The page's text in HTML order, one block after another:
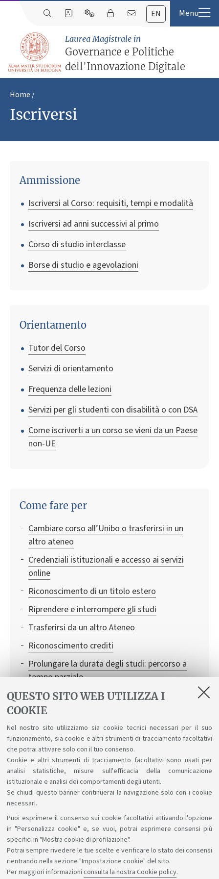
QUESTO SITO WEB UTILIZZA I
COOKIE
Nel nostro sito utilizziamo sia cookie tecnici necessari per il suo
funzionamento, sia cookie e altri strumenti di tracciamento facoltativi
che potrai attivare solo con il tuo consenso.
Cookie e altri strumenti di tracciamento facoltativi sono usati per
analisi statistiche, misure sull'efficacia della comunicazione
istituzionale e analisi dei comportamenti degli utenti.
Se chiudi questo banner continuerai la navigazione solo con i cookie
necessari.
Puoi esprimere il consenso sui cookie facoltativi attivando l'opzione
in "Personalizza cookie" e, se vuoi, potrai esprimere consensi più
specifici in "Mostra cookie di profilazione".
Potrai sempre rivedere le tue scelte e verificare lo stato dei consensi
rientrando nella sezione "Impostazione cookie" del sito.
Per maggiori informazioni consulta la nostra Cookie policy.
EN
Laurea Magistrale in
Governance e Politiche
dell'Innovazione Digitale
Home
Iscriversi
Ammissione
Iscriversi al Corso: requisiti, tempi e modalità
Iscriversi ad anni successivi al primo
Corso di studio interclasse
Borse di studio e agevolazioni
Orientamento
Tutor del Corso
Servizi di orientamento
Frequenza delle lezioni
Servizi per gli studenti con disabilità o con DSA
Come iscriverti a un corso se vieni da un Paese
non-UE
Come fare per
Cambiare corso all’Unibo o trasferirsi in un
altro ateneo
Credenziali istituzionali e accesso ai servizi
online
Riconoscimento di un titolo estero
Riprendere e interrompere gli studi
Trasferirsi da un altro Ateneo
Riconoscimento crediti
Prolungare la durata degli studi: percorso a
tempo parziale
Iscriversi a singole attività formative
Conciliare studio e carriera sportiva
Attivare una carriera alias
Conciliare studio e lavoro
Sosteniamo il diritto alla conoscenza
Seguici su: